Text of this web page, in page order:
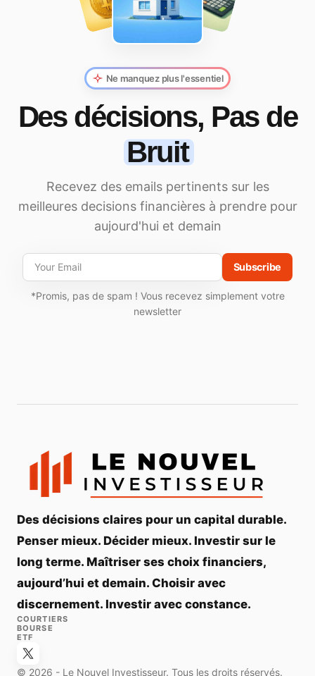
Ne manquez plus l'essentiel
Des décisions, Pas de
Bruit
Recevez des emails pertinents sur les
meilleures decisions financières à prendre pour
aujourd'hui et demain
Subscribe
*Promis, pas de spam ! Vous recevez simplement votre
newsletter
Des décisions claires pour un capital durable.
Penser mieux. Décider mieux. Investir sur le
long terme. Maîtriser ses choix financiers,
aujourd’hui et demain. Choisir avec
discernement. Investir avec constance.
COURTIERS
BOURSE
ETF
© 2026 - Le Nouvel Investisseur. Tous les droits réservés.